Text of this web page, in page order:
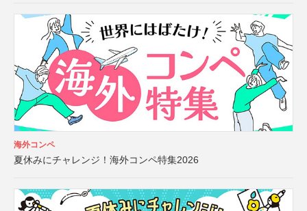
海外コンペ
夏休みにチャレンジ！海外コンペ特集2026